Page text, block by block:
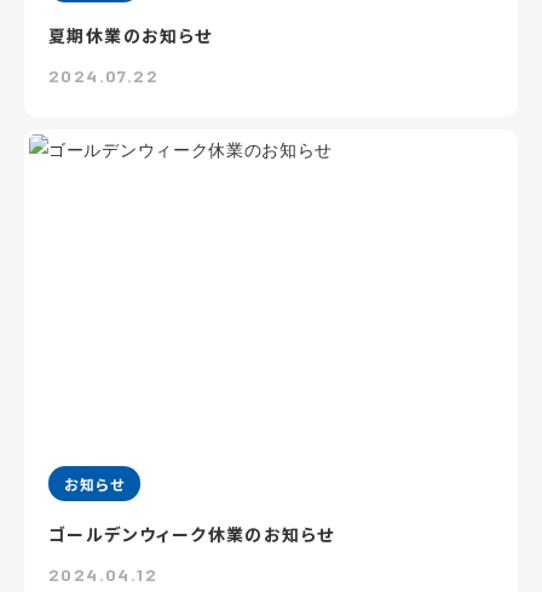
夏期休業のお知らせ
2024.07.22
お知らせ
ゴールデンウィーク休業のお知らせ
2024.04.12